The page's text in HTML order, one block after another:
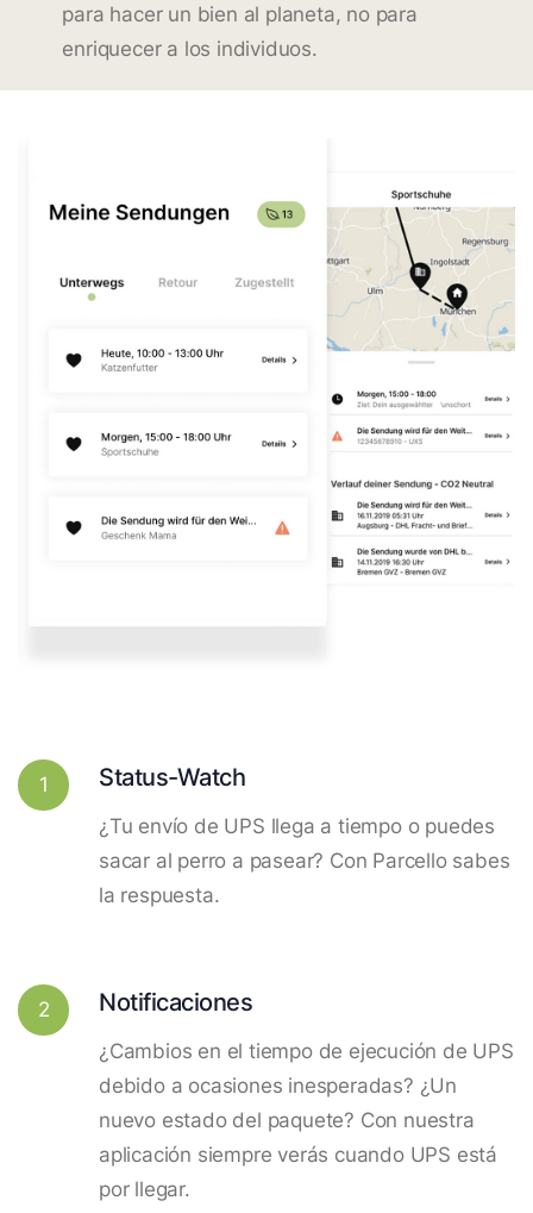
para hacer un bien al planeta, no para
enriquecer a los individuos.
1 Status-Watch
¿Tu envío de UPS llega a tiempo o puedes
sacar al perro a pasear? Con Parcello sabes
la respuesta.
2 Notificaciones
¿Cambios en el tiempo de ejecución de UPS
debido a ocasiones inesperadas? ¿Un
nuevo estado del paquete? Con nuestra
aplicación siempre verás cuando UPS está
por llegar.